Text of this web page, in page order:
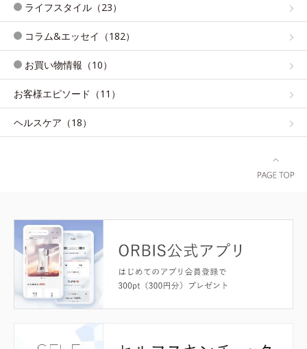
ライフスタイル（23）
コラム&エッセイ（182）
お買い物情報（10）
お客様エピソード（11）
ヘルスケア（18）